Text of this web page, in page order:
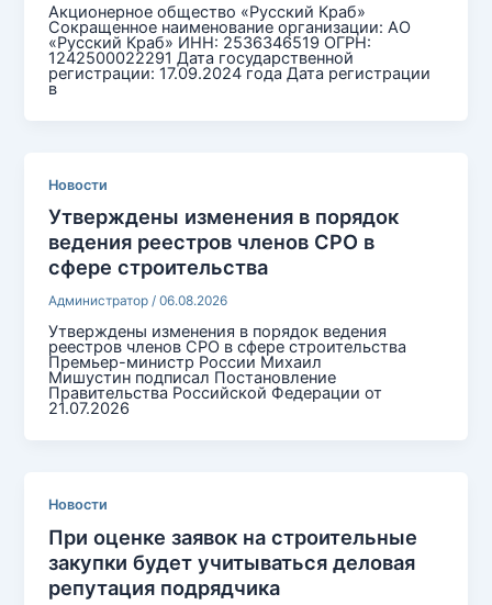
Акционерное общество «Русский Краб»
Сокращенное наименование организации: АО
«Русский Краб» ИНН: 2536346519 ОГРН:
1242500022291 Дата государственной
регистрации: 17.09.2024 года Дата регистрации
в
Новости
Утверждены изменения в порядок
ведения реестров членов СРО в
сфере строительства
Администратор/06.08.2026
Утверждены изменения в порядок ведения
реестров членов СРО в сфере строительства
Премьер-министр России Михаил
Мишустин подписал Постановление
Правительства Российской Федерации от
21.07.2026
Новости
При оценке заявок на строительные
закупки будет учитываться деловая
репутация подрядчика